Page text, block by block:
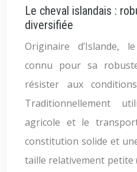
Le cheval islandais :
diversifiée
Originaire d’Islande,
connu pour sa
résister aux
Traditionnellement
agricole et le
constitution solide et
taille relativement petite